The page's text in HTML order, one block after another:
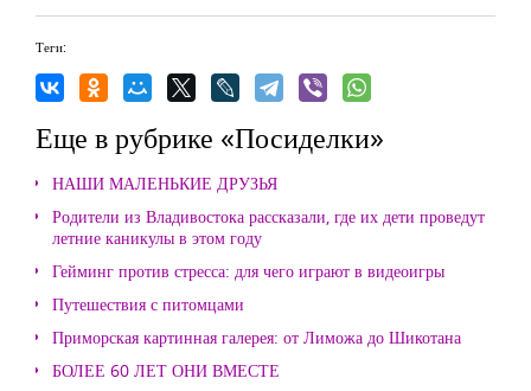
Теги:
Еще в рубрике «Посиделки»
НАШИ МАЛЕНЬКИЕ ДРУЗЬЯ
Родители из Владивостока рассказали, где их дети проведут
летние каникулы в этом году
Гейминг против стресса: для чего играют в видеоигры
Путешествия с питомцами
Приморская картинная галерея: от Лиможа до Шикотана
БОЛЕЕ 60 ЛЕТ ОНИ ВМЕСТЕ